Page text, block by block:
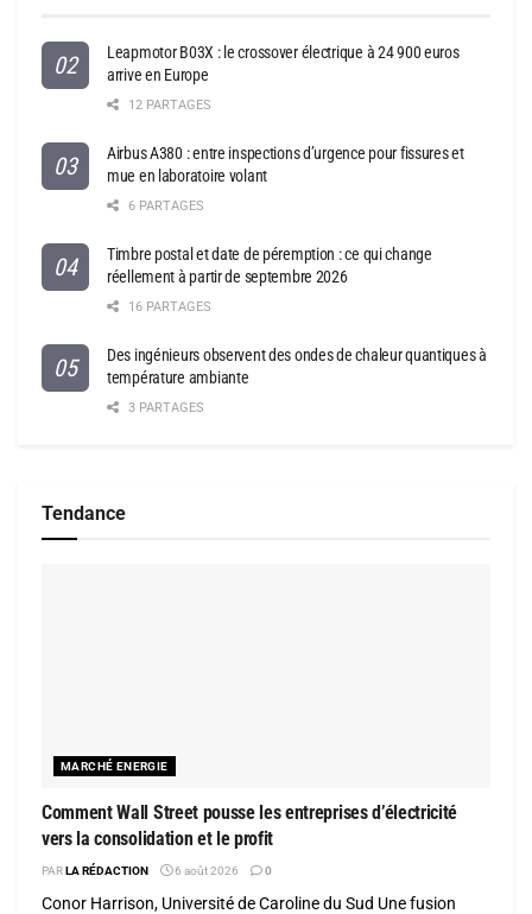
Leapmotor B03X : le crossover électrique à 24 900 euros
arrive en Europe
12 PARTAGES
Airbus A380 : entre inspections d’urgence pour fissures et
mue en laboratoire volant
6 PARTAGES
Timbre postal et date de péremption : ce qui change
réellement à partir de septembre 2026
16 PARTAGES
Des ingénieurs observent des ondes de chaleur quantiques à
température ambiante
3 PARTAGES
Tendance
MARCHÉ ENERGIE
Comment Wall Street pousse les entreprises d’électricité
vers la consolidation et le profit
PARLA RÉDACTION 6 août 2026 0
Conor Harrison, Université de Caroline du Sud Une fusion